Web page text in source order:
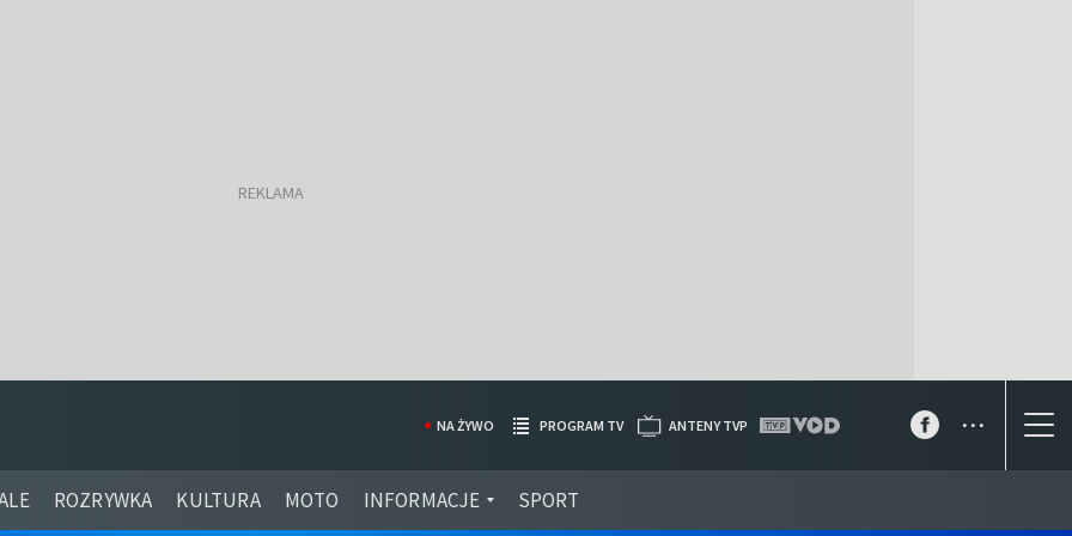
ROZRYWKA KULTURA MOTO INFORMACJE SPORT
NA ŻYWO PROGRAM TV ANTENY TVP ...